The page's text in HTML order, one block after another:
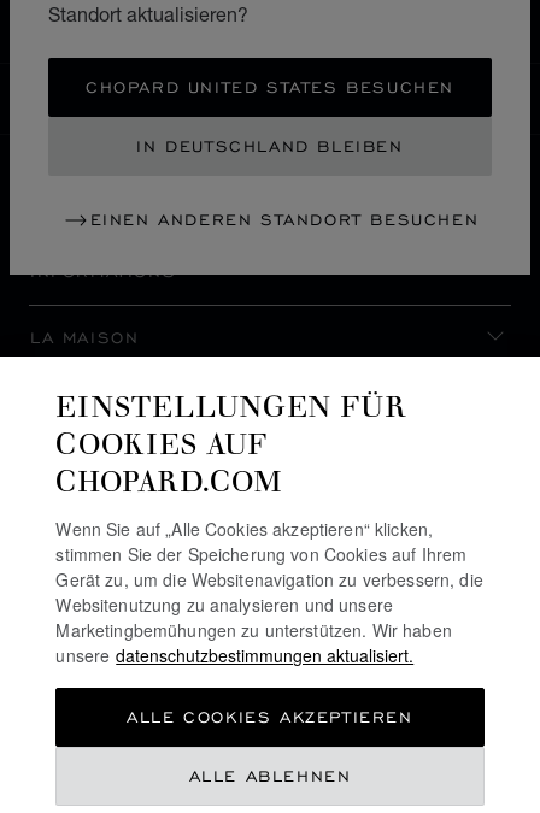
Standort aktualisieren?
CHOPARD UNITED STATES BESUCHEN
IN DEUTSCHLAND BLEIBEN
EINEN ANDEREN STANDORT BESUCHEN
FROSINONE
DEUTSCHLAND
INFORMATIONS
LA MAISON
AUF DEM LAUFENDEN BLEIBEN
NEWSLETTER ABONNIEREN
COOKIE-RICHTLINIE
EINSTELLUNGEN FÜR
COOKIES AUF
CHOPARD.COM
Wenn Sie auf „Alle Cookies akzeptieren“ klicken,
stimmen Sie der Speicherung von Cookies auf Ihrem
Gerät zu, um die Websitenavigation zu verbessern, die
Websitenutzung zu analysieren und unsere
Marketingbemühungen zu unterstützen. Wir haben
unsere datenschutzbestimmungen aktualisiert.
ALLE ABLEHNEN
ALLE COOKIES AKZEPTIEREN